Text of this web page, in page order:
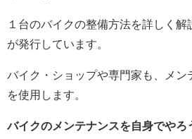
１台のバイクの整備方法を詳しく
が発行しています。
バイク・ショップや専門家も、メン
を使用します。
バイクのメンテナンスを自身でやろ